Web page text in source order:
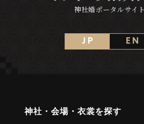
神社婚ポータルサイト
J P E N
神社・会場・衣裳を探す